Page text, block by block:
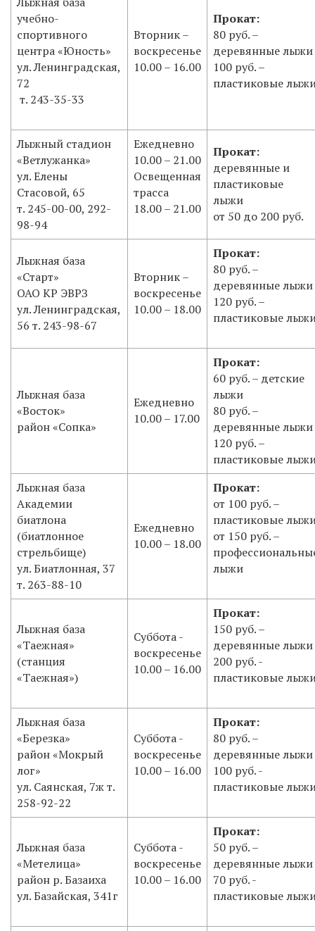
учебно-
спортивного
центра «Юность»
ул. Ленинградская,
72
т. 243-35-33
Вторник –
воскресенье
10.00 – 16.00
Прокат:
80 руб. –
деревянные лыжи
100 руб. –
пластиковые
Лыжный стадион
«Ветлужанка»
ул. Елены
Стасовой, 65
т. 245-00-00, 292-
98-94
Ежедневно
10.00 – 21.00
Освещенная
трасса
18.00 – 21.00
Прокат:
деревянные и
пластиковые
лыжи
от 50 до 200 руб.
Лыжная база
«Старт»
ОАО КР ЭВРЗ
ул. Ленинградская,
56 т. 243-98-67
Вторник –
воскресенье
10.00 – 18.00
Прокат:
80 руб. –
деревянные лыжи
120 руб. –
пластиковые
Лыжная база
«Восток»
район «Сопка»
Ежедневно
10.00 – 17.00
Прокат:
60 руб. – детские
лыжи
80 руб. –
деревянные лыжи
120 руб. –
пластиковые
Лыжная база
Академии
биатлона
(биатлонное
стрельбище)
ул. Биатлонная, 37
т. 263-88-10
Ежедневно
10.00 – 18.00
Прокат:
от 100 руб. –
пластиковые
от 150 руб. –
лыжи
Лыжная база
«Таежная»
(станция
«Таежная»)
Суббота -
воскресенье
10.00 – 16.00
Прокат:
150 руб. –
деревянные лыжи
200 руб. -
пластиковые
Лыжная база
«Березка»
район «Мокрый
лог»
ул. Саянская, 7ж т.
258-92-22
Суббота -
воскресенье
10.00 – 16.00
Прокат:
80 руб. –
деревянные лыжи
100 руб. -
пластиковые
Лыжная база
«Метелица»
район р. Базаиха
ул. Базайская, 341г
Суббота -
воскресенье
10.00 – 16.00
Прокат:
50 руб. –
деревянные лыжи
70 руб. -
пластиковые